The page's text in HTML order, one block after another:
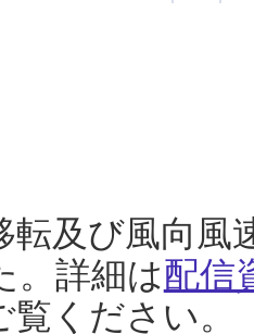
転及び風向風
。詳細は配信
覧ください。